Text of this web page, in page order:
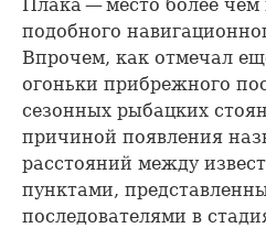
Плака — место более
подобного
Впрочем, как отмечал
огоньки прибрежного
сезонных рыбацких
причиной появления
расстояний между
пунктами,
последователями в